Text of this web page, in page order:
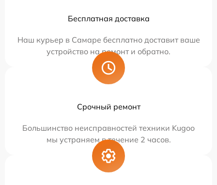
Бесплатная доставка
Наш курьер в Самаре бесплатно доставит ваше
устройство на ремонт и обратно.
Срочный ремонт
Большинство неисправностей техники Kugoo
мы устраняем в течение 2 часов.